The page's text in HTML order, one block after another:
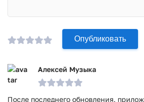
Опубликовать
Алексей Музыка
После последнего обновления,